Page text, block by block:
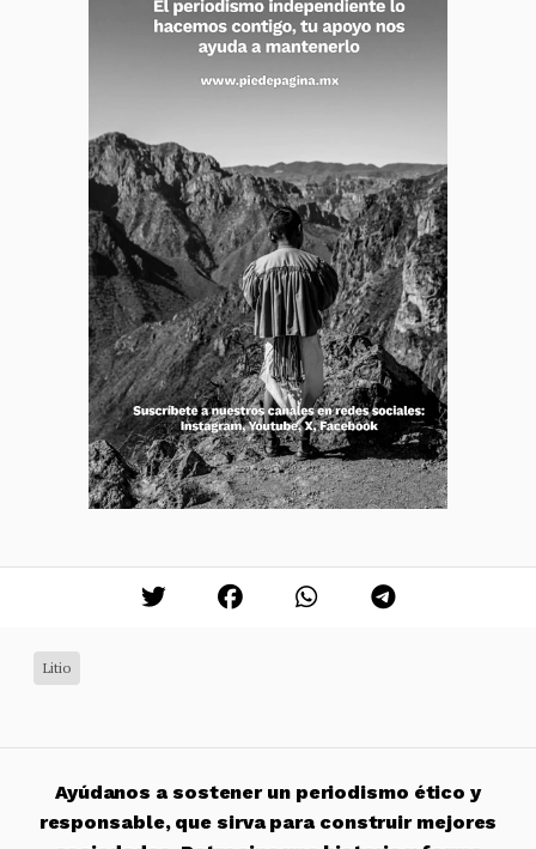
Litio
Ayúdanos a sostener un periodismo ético y
responsable, que sirva para construir mejores